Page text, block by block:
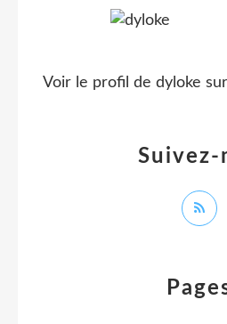
Suivez-
Voir le profil de dyloke